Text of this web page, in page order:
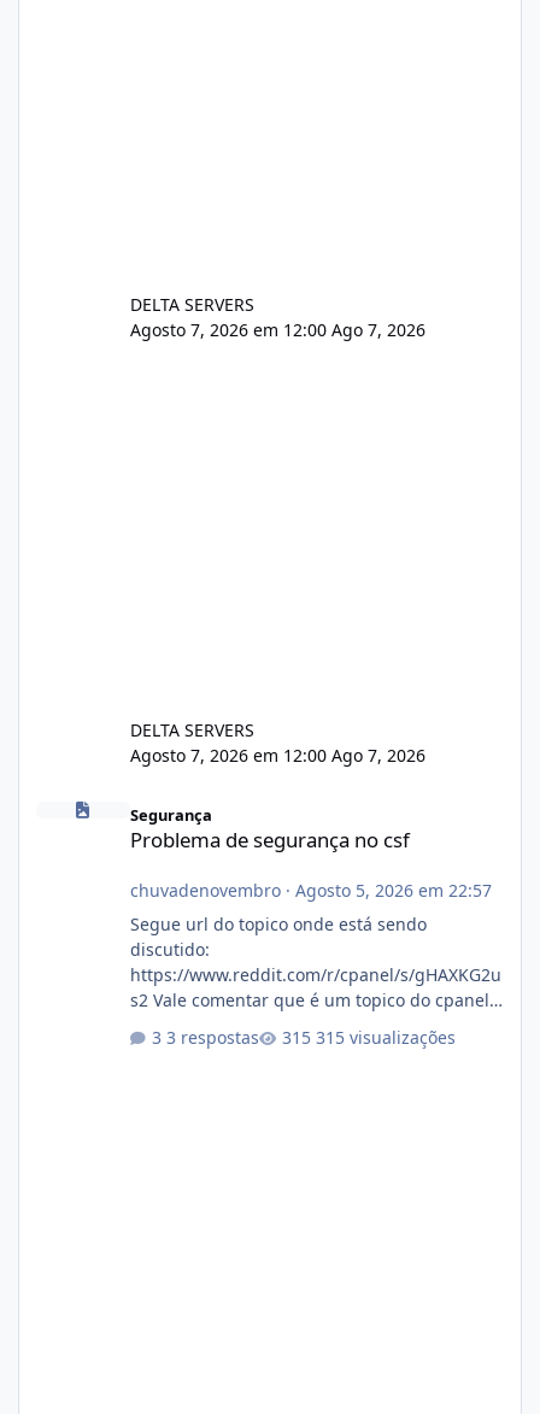
DELTA SERVERS
Agosto 7, 2026 em 12:00 Ago 7, 2026
DELTA SERVERS
Agosto 7, 2026 em 12:00 Ago 7, 2026
Segurança
Problema de segurança no csf
chuvadenovembro· Agosto 5, 2026 em 22:57
Segue url do topico onde está sendo
discutido:
https://www.reddit.com/r/cpanel/s/gHAXKG2u
s2 Vale comentar que é um topico do cpanel...
3 respostas 315 visualizações